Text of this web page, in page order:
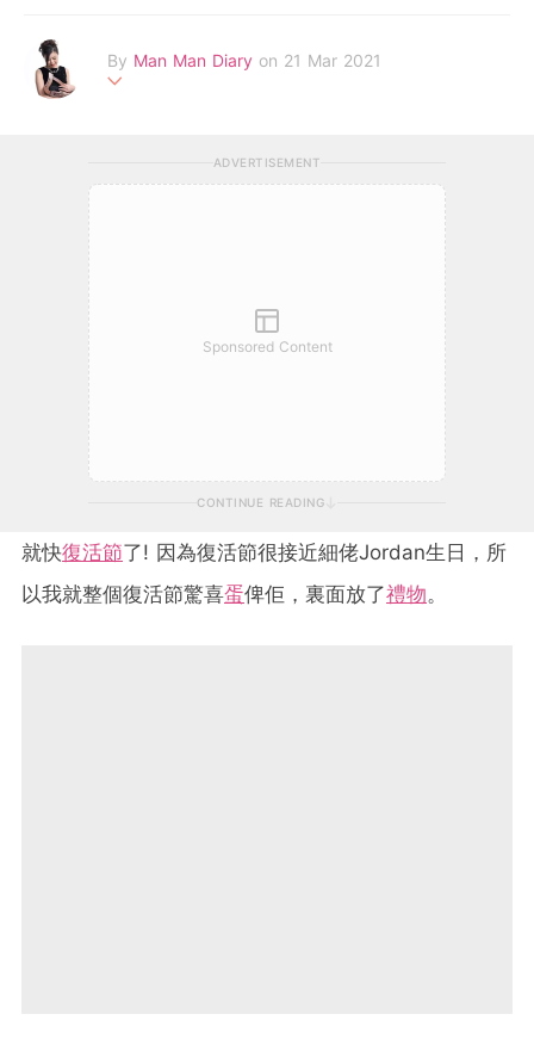
By Man Man Diary on 21 Mar 2021
憑。喜歡音樂、動物、卡通片。
FB page: Man Man Diary
diarymanman@gmail.com
ADVERTISEMENT
Sponsored Content
CONTINUE READING
就快復活節了! 因為復活節很接近細佬Jordan生日，所
以我就整個復活節驚喜蛋俾佢，裏面放了禮物。